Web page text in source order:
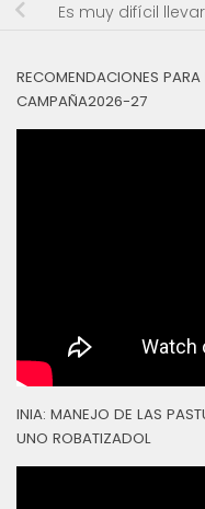
Es muy difícil
RECOMENDACIONES
CAMPAÑA2026-27
INIA: MANEJO DE LAS
UNO ROBATIZADOL